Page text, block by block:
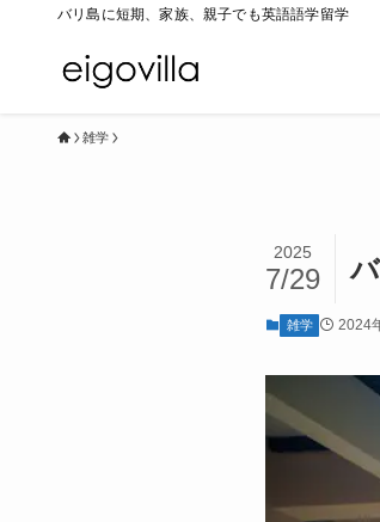
バリ島に短期、家族、親子でも英語語学留学
雑学
2025
7/29
雑学 2024